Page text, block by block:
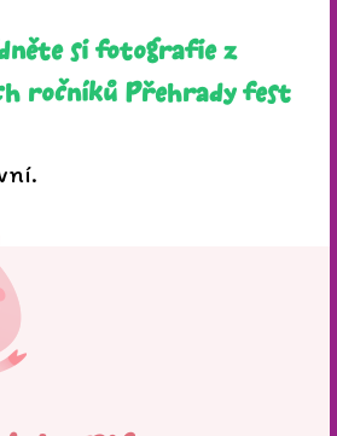
si fotografie z
ročníků Přehrady fest